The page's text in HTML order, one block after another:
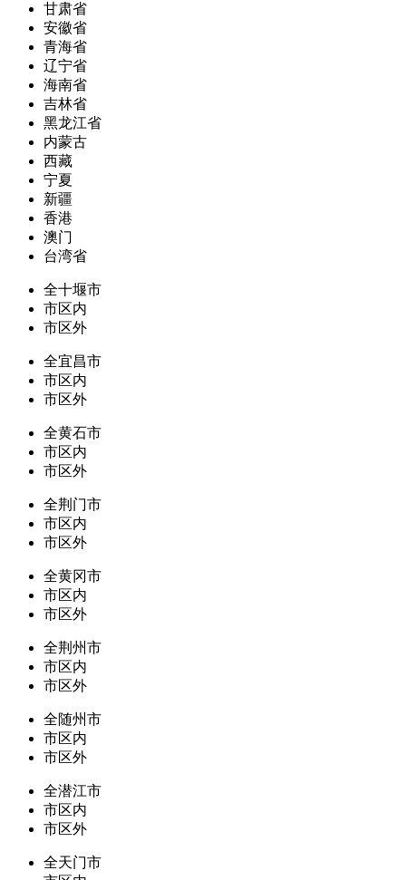
甘肃省
安徽省
青海省
辽宁省
海南省
吉林省
黑龙江省
内蒙古
西藏
宁夏
新疆
香港
澳门
台湾省
全十堰市
市区内
市区外
全宜昌市
市区内
市区外
全黄石市
市区内
市区外
全荆门市
市区内
市区外
全黄冈市
市区内
市区外
全荆州市
市区内
市区外
全随州市
市区内
市区外
全潜江市
市区内
市区外
全天门市